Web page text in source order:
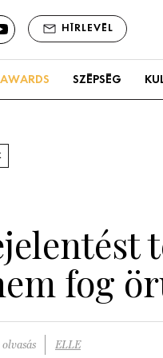
HÍRLEVÉL
SZÉPSÉG
fog
ELLE